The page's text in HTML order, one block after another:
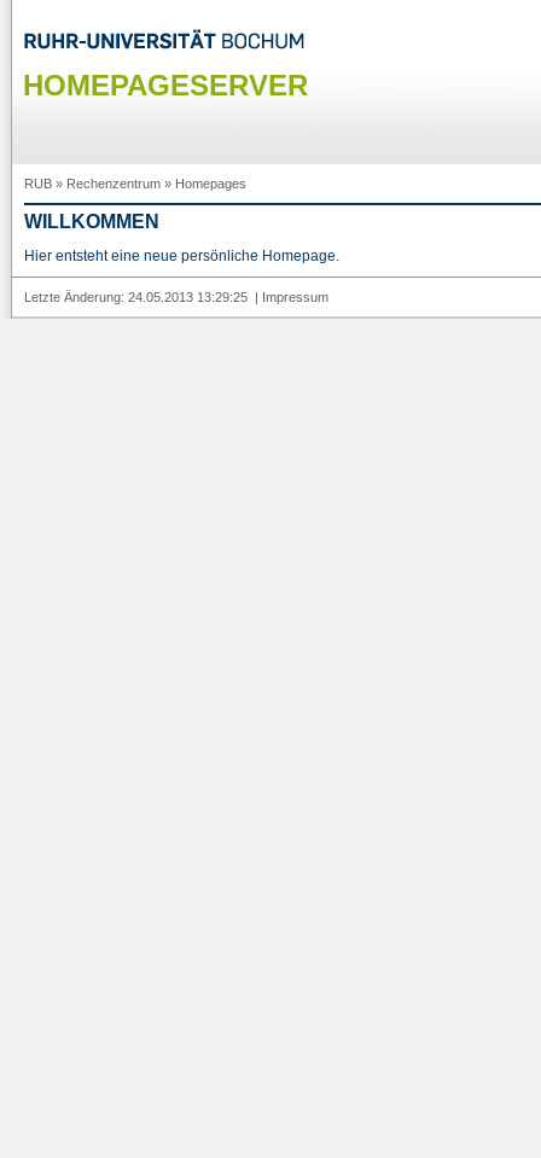
HOMEPAGESERVER
RUB » Rechenzentrum » Homepages
WILLKOMMEN
Hier entsteht eine neue persönliche Homepage.
Letzte Änderung: 24.05.2013 13:29:25 | Impressum